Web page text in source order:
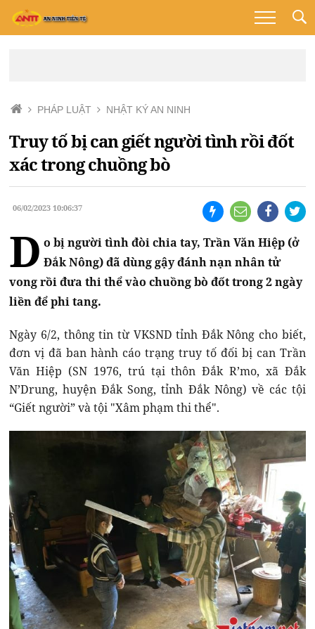
PHÁP LUẬT NHẬT KÝ AN NINH
Truy tố bị can giết người tình rồi đốt
xác trong chuồng bò
06/02/2023 10:06:37
D o bị người tình đòi chia tay, Trần Văn Hiệp (ở
Đắk Nông) đã dùng gậy đánh nạn nhân tử
vong rồi đưa thi thể vào chuồng bò đốt trong 2 ngày
liền để phi tang.
Ngày 6/2, thông tin từ VKSND tỉnh Đắk Nông cho biết,
đơn vị đã ban hành cáo trạng truy tố đối bị can Trần
Văn Hiệp (SN 1976, trú tại thôn Đắk R’mo, xã Đắk
N’Drung, huyện Đắk Song, tỉnh Đắk Nông) về các tội
“Giết người” và tội "Xâm phạm thi thể".